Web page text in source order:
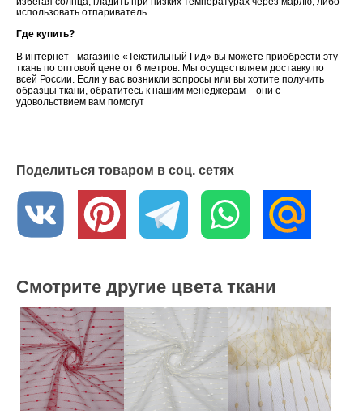
использовать отпариватель.
Где купить?
В интернет - магазине «Текстильный Гид» вы можете приобрести эту
ткань по оптовой цене от 6 метров. Мы осуществляем доставку по
всей России. Если у вас возникли вопросы или вы хотите получить
образцы ткани, обратитесь к нашим менеджерам – они с
удовольствием вам помогут
Поделиться товаром в соц. сетях
Смотрите другие цвета ткани